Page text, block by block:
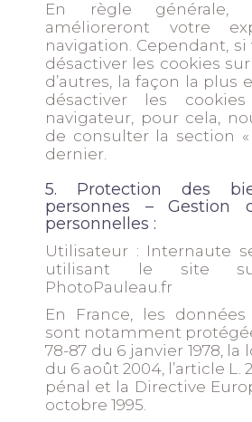
En règle générale,
amélioreront votre
navigation. Cependant,
désactiver les cookies
d’autres, la façon la plus
désactiver les
navigateur, pour cela,
de consulter la section
dernier.
5. Protection des
personnes – Gestion
personnelles :
Utilisateur : Internaute
utilisant le site
PhotoPauleau.fr
En France, les données
sont notamment
78-87 du 6 janvier 1978, la
du 6 août 2004, l’article L.
pénal et la Directive
octobre 1995.